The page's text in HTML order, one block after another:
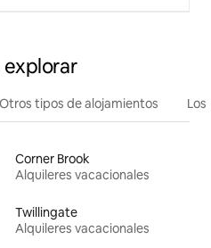
explorar
Otros tipos de alojamientos
Corner Brook
Alquileres vacacionales
Twillingate
Alquileres vacacionales